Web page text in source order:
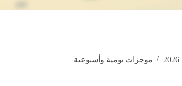
موجزات يومية وأسبوعية